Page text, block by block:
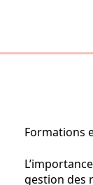
Formations
gestion des